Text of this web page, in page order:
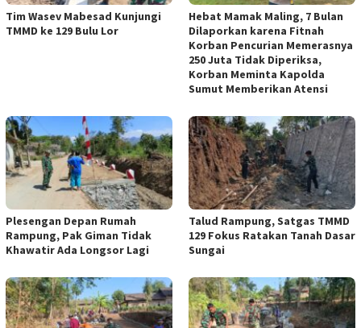
Tim Wasev Mabesad Kunjungi
TMMD ke 129 Bulu Lor
Hebat Mamak Maling, 7 Bulan
Dilaporkan karena Fitnah
Korban Pencurian Memerasnya
250 Juta Tidak Diperiksa,
Korban Meminta Kapolda
Sumut Memberikan Atensi
Plesengan Depan Rumah
Rampung, Pak Giman Tidak
Khawatir Ada Longsor Lagi
Talud Rampung, Satgas TMMD
129 Fokus Ratakan Tanah Dasar
Sungai